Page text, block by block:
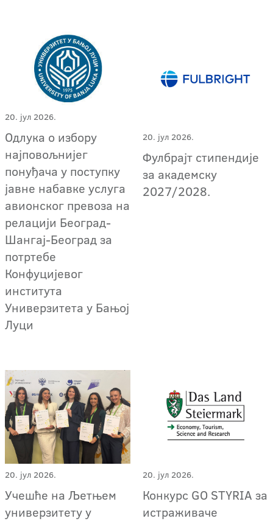
20. јул 2026.
Одлука о избору
најповољнијег
понуђача у поступку
јавне набавке услуга
авионског превоза на
релацији Београд-
Шангај-Београд за
потртебе
Конфуцијевог
института
Универзитета у Бањој
Луци
20. јул 2026.
Фулбрајт стипендије
за академску
2027/2028.
20. јул 2026.
Учешће на Љетњем
универзитету у
20. јул 2026.
Конкурс GO STYRIA за
истраживаче